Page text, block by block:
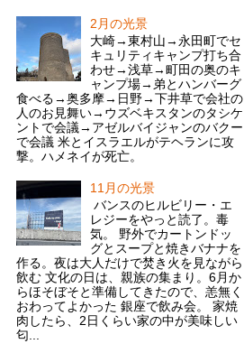
2月の光景
大崎→東村山→永田町でセ
キュリティキャンプ打ち合
わせ→浅草→町田の奥のキ
ャンプ場→弟とハンバーグ
食べる→奥多摩→日野→下井草で会社の
人のお見舞い→ウズベキスタンのタシケ
ントで会議→アゼルバイジャンのバクー
で会議 米とイスラエルがテヘランに攻
撃。ハメネイが死亡。
11月の光景
バンスのヒルビリー・エ
レジーをやっと読了。毒
気。 野外でカートンドッ
グとスープと焼きバナナを
作る。夜は大人だけで焚き火を見ながら
飲む 文化の日は、親族の集まり。6月か
らほそぼそと準備してきたので、恙無く
おわってよかった 銀座で飲み会。 家焼
肉したら、2日くらい家の中が美味しい
匂...